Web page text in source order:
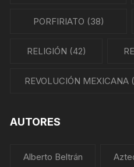
PORFIRIATO (38)
RELIGIÓN (42)
REVOLUCIÓN MEXICANA
AUTORES
Alberto Beltrán